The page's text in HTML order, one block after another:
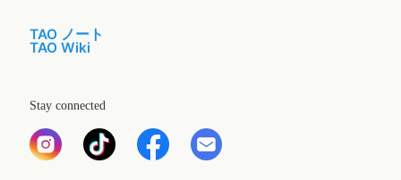
TAO ノート
TAO Wiki
Stay connected